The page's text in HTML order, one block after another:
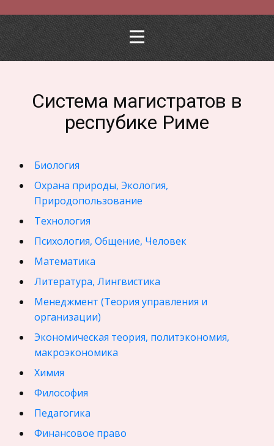
Система магистратов в
респубике Риме
Биология
Охрана природы, Экология,
Природопользование
Технология
Психология, Общение, Человек
Математика
Литература, Лингвистика
Менеджмент (Теория управления и
организации)
Экономическая теория, политэкономия,
макроэкономика
Химия
Философия
Педагогика
Финансовое право